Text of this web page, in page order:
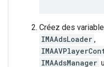
Créez des
IMAAdsLoader ,
IMAAdsManager